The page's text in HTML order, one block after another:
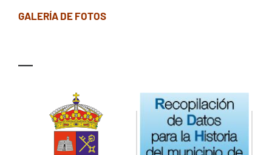
GALERÍA DE FOTOS
—